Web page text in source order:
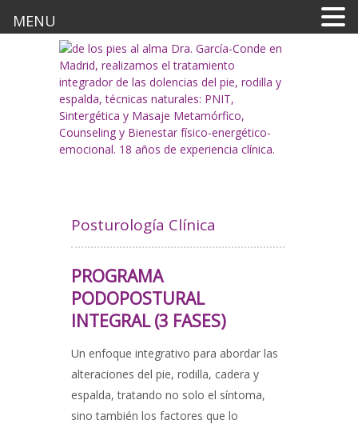
Posturología Clínica
PROGRAMA
PODOPOSTURAL
INTEGRAL (3 FASES)
Un enfoque integrativo para abordar las
alteraciones del pie, rodilla, cadera y
espalda, tratando no solo el síntoma,
sino también los factores que lo
MENU